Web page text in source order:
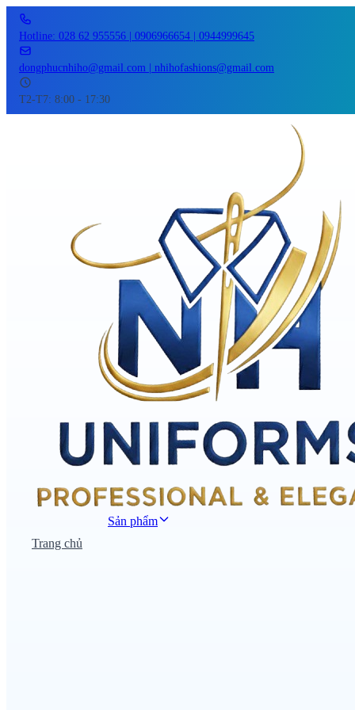
Hotline: 028 62 955556 | 0906966654 | 0944999645
dongphucnhiho@gmail.com | nhihofashions@gmail.com
T2-T7: 8:00 - 17:30
Trang chủ
Sản phẩm